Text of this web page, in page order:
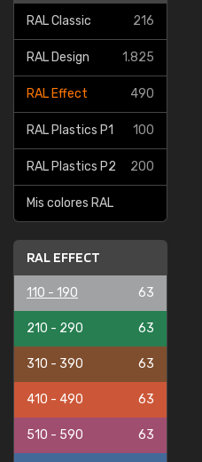
RAL Classic 216
RAL Design 1.825
RAL Effect 490
RAL Plastics P1 100
RAL Plastics P2 200
Mis colores RAL
RAL EFFECT
110 - 190 63
210 - 290 63
310 - 390 63
410 - 490 63
510 - 590 63